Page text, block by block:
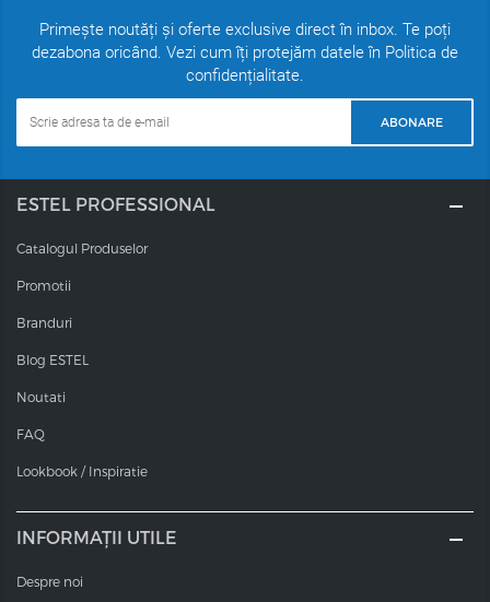
Primește noutăți și oferte exclusive direct în inbox. Te poți
dezabona oricând. Vezi cum îți protejăm datele în Politica de
confidențialitate.
ABONARE
ESTEL PROFESSIONAL
Catalogul Produselor
Promotii
Branduri
Blog ESTEL
Noutati
FAQ
Lookbook / Inspiratie
INFORMAȚII UTILE
Despre noi